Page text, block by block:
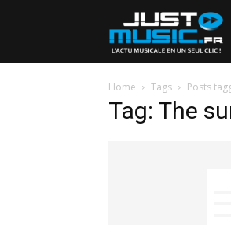
Home Tags Posts
Tag: The